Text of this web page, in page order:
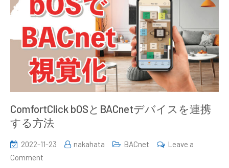
規
表
を
受
信
デ
タ
を
ComfortClick bOSとBACnetデバイスを連携
する方法
2022-11-23 nakahata BACnet
Leave a
Comment